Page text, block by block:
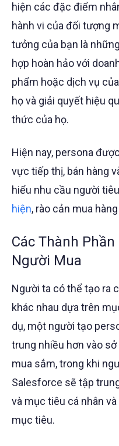
hiện các đặc điểm
hành vi của đối tượng
tưởng của bạn là
hợp hoàn hảo với
phẩm hoặc dịch vụ
họ và giải quyết hiệu
thức của họ.
Hiện nay, persona
vực tiếp thị, bán hàng
hiểu nhu cầu người
hiện, rào cản mua
Các Thành
Người Mua
Người ta có thể tạo ra
khác nhau dựa trên
dụ, một người tạo
trung nhiều hơn vào
mua sắm, trong khi
Salesforce sẽ tập
và mục tiêu cá nhân
mục tiêu.